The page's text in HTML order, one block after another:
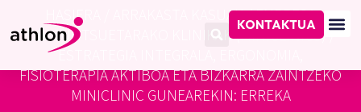
KONTAKTUA
HASIERA ARRAKASTA KASUAK/ENPRESA
OSASUNTSUETARAKO KLINIKAK (MINICLINICS) /
ESTRATEGIA INTEGRALA, ERGONOMIA,
FISIOTERAPIA AKTIBOA ETA BIZKARRA ZAINTZEKO
MINICLINIC GUNEAREKIN: ERREKA